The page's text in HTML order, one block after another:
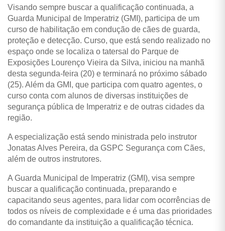
Visando sempre buscar a qualificação continuada, a
Guarda Municipal de Imperatriz (GMI), participa de um
curso de habilitação em condução de cães de guarda,
proteção e detecção. Curso, que está sendo realizado no
espaço onde se localiza o tatersal do Parque de
Exposições Lourenço Vieira da Silva, iniciou na manhã
desta segunda-feira (20) e terminará no próximo sábado
(25). Além da GMI, que participa com quatro agentes, o
curso conta com alunos de diversas instituições de
segurança pública de Imperatriz e de outras cidades da
região.
A especialização está sendo ministrada pelo instrutor
Jonatas Alves Pereira, da GSPC Segurança com Cães,
além de outros instrutores.
A Guarda Municipal de Imperatriz (GMI), visa sempre
buscar a qualificação continuada, preparando e
capacitando seus agentes, para lidar com ocorrências de
todos os níveis de complexidade e é uma das prioridades
do comandante da instituição a qualificação técnica.